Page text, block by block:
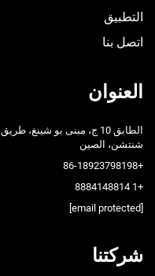
التطبيق
اتصل بنا
العنوان
شنتشن، الصين
+86-18923798198
+1 8884148814
شركتنا